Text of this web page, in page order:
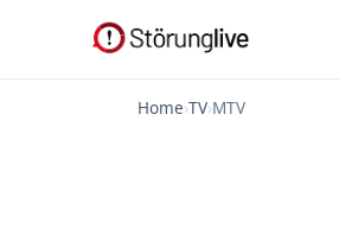
Home›TV›MTV